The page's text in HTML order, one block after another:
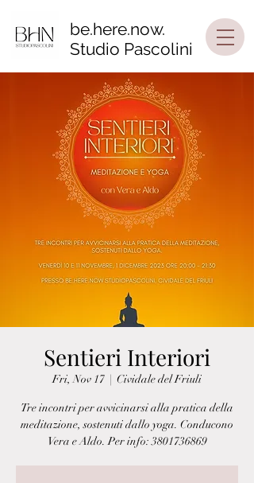
be.here.now.
Studio Pascolini
Sentieri Interiori
Fri, Nov 17
  |
Cividale del Friuli
Tre incontri per avvicinarsi alla pratica della
meditazione, sostenuti dallo yoga. Conducono
Vera e Aldo. Per info: 3801736869